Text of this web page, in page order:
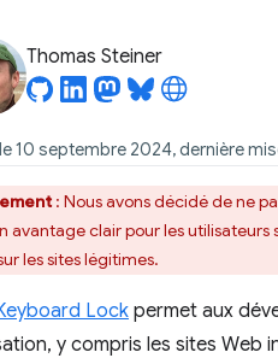
Thomas Steiner
10 septembre 2024, dernière
: Nous avons décidé de ne
avantage clair pour les
les sites légitimes.
Lock permet aux
y compris les sites Web